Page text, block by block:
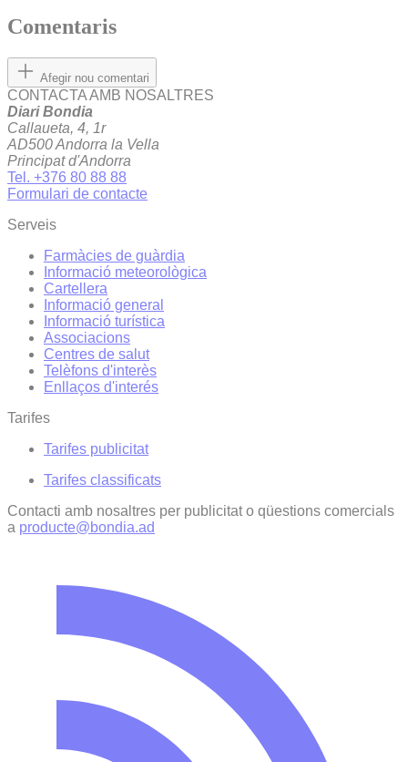
Comentaris
Afegir nou comentari
CONTACTA AMB NOSALTRES
Diari Bondia
Callaueta, 4, 1r
AD500 Andorra la Vella
Principat d'Andorra
Tel. +376 80 88 88
Formulari de contacte
Serveis
Farmàcies de guàrdia
Informació meteorològica
Cartellera
Informació general
Informació turística
Associacions
Centres de salut
Telèfons d'interès
Enllaços d'interés
Tarifes
Tarifes publicitat
Tarifes classificats
Contacti amb nosaltres per publicitat o qüestions comercials
a producte@bondia.ad